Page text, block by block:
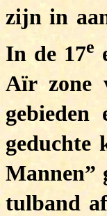
zijn in
In de 17e
Aïr zone
geduchte
Mannen”
tulband